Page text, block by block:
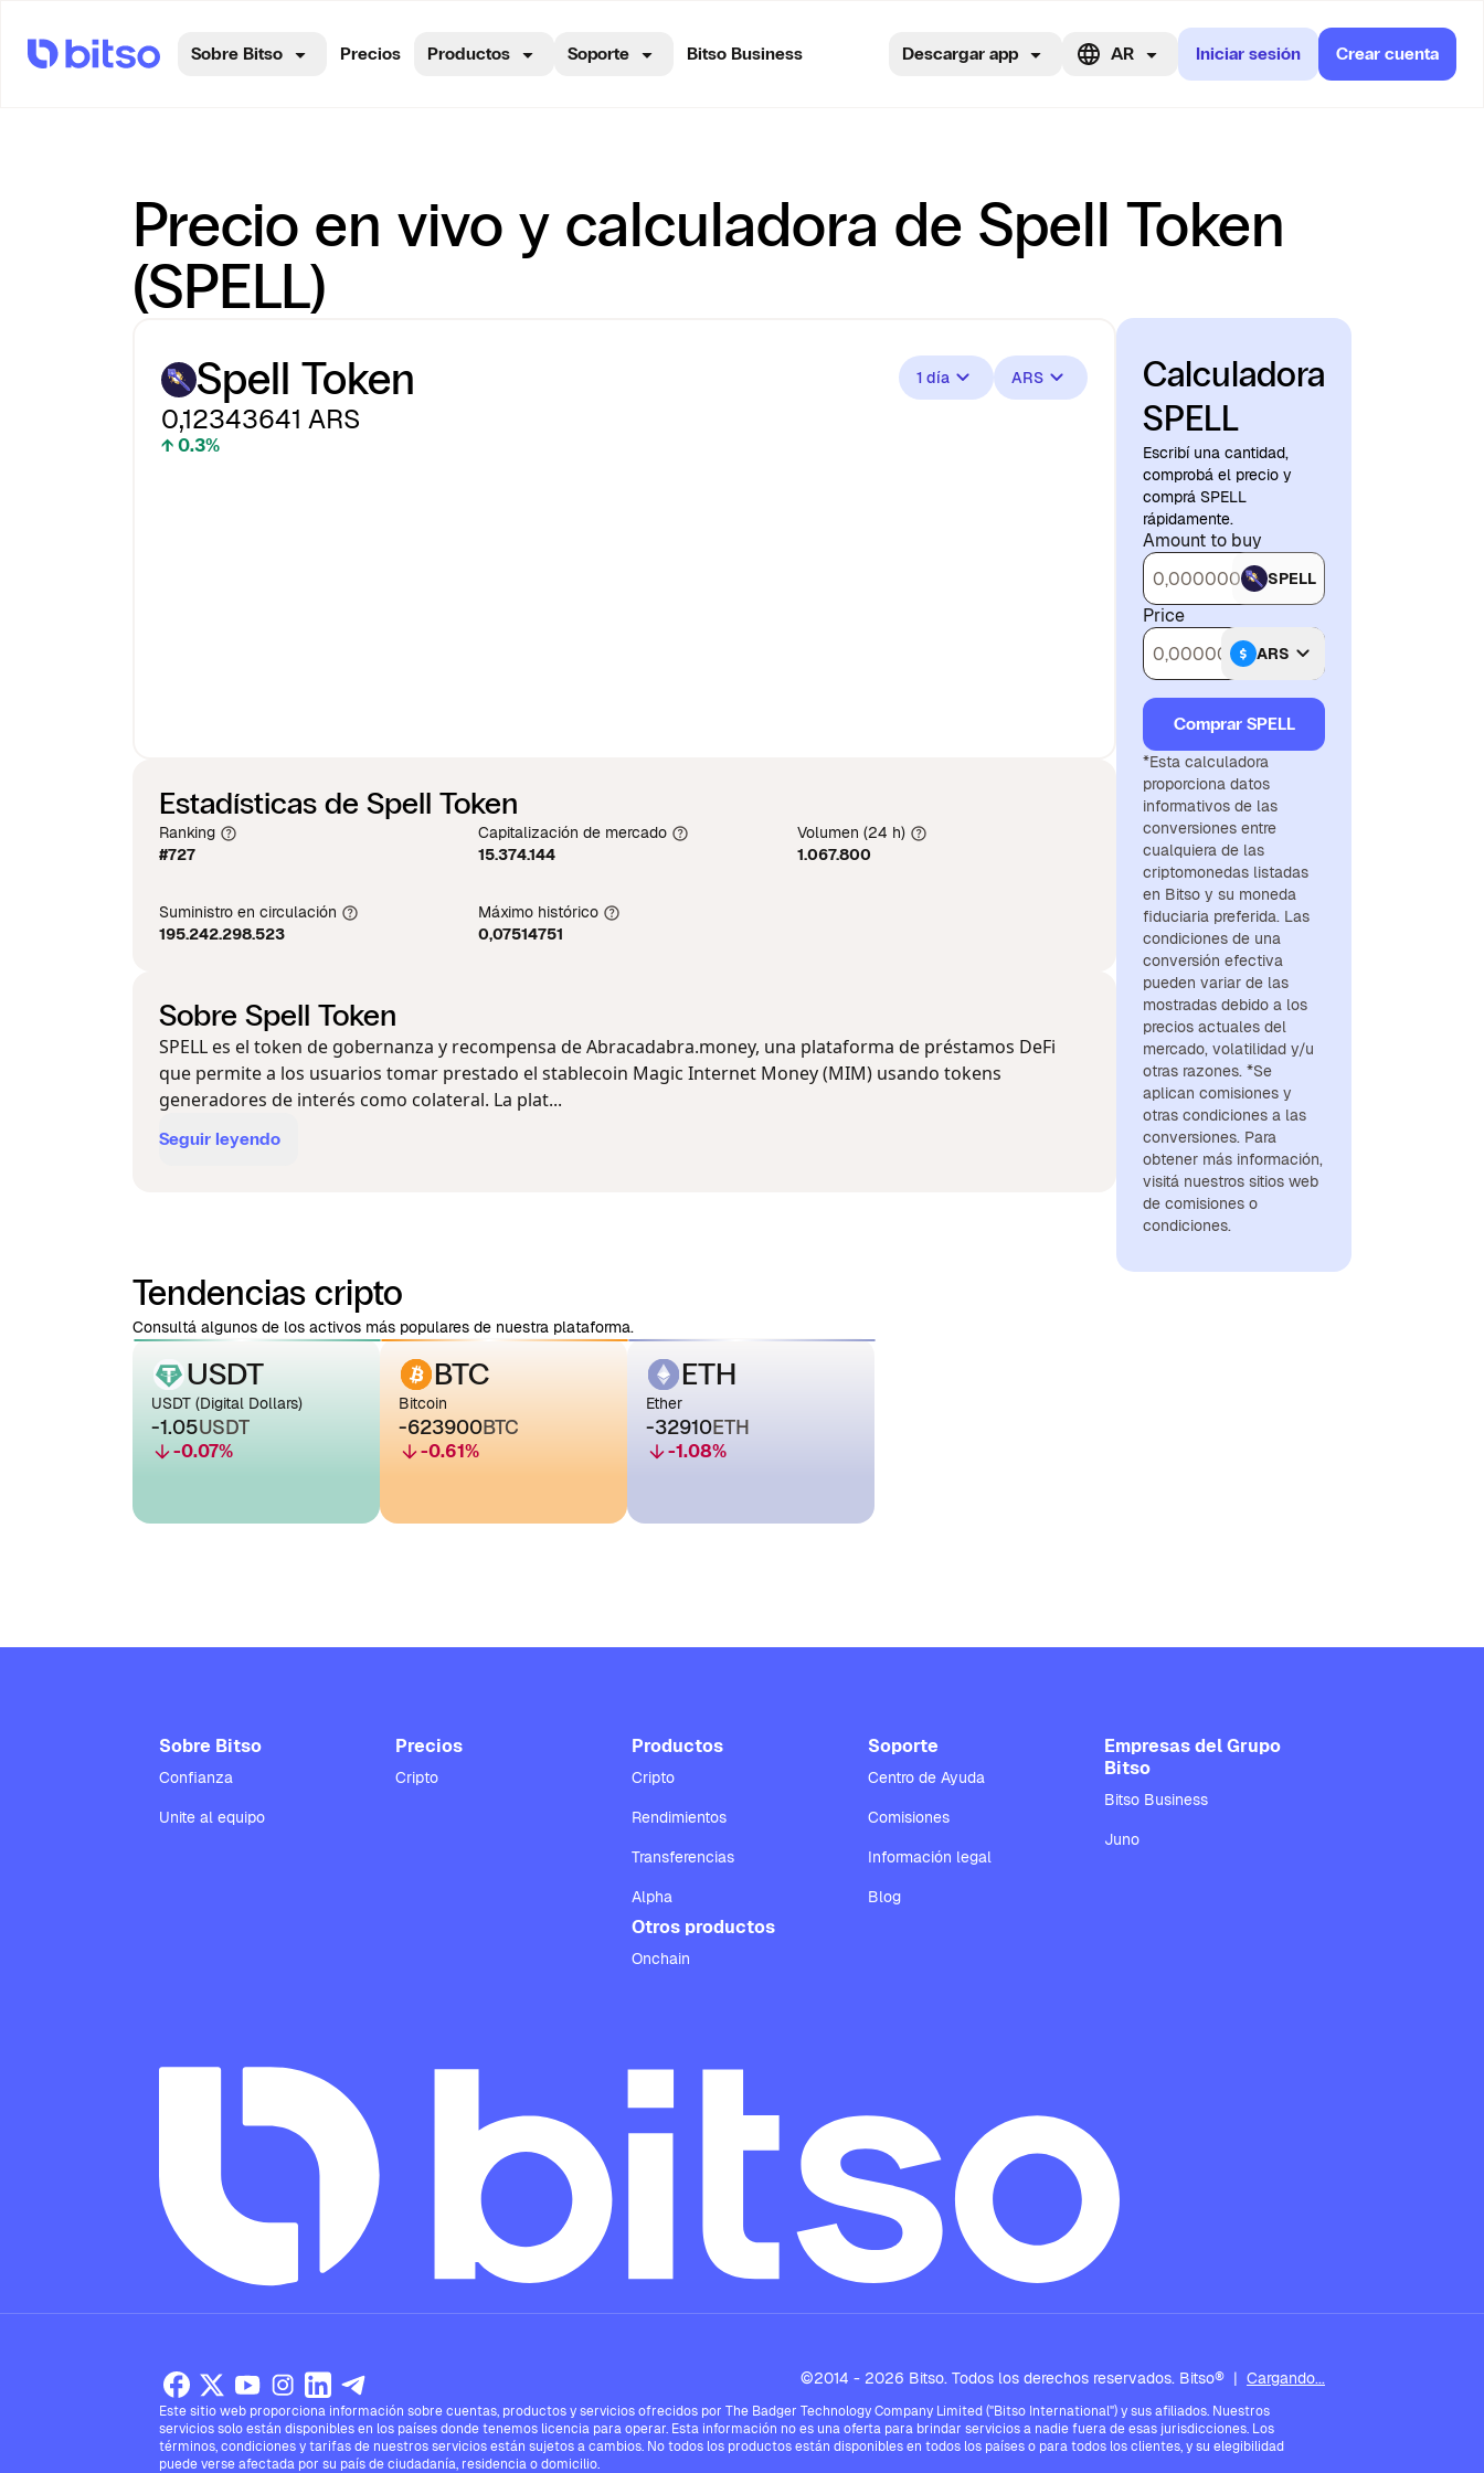
Sobre Bitso Precios Productos Soporte Bitso Business Descargar app AR Iniciar sesión Crear cuenta
Precio en vivo y calculadora de Spell Token
(SPELL)
Spell Token
0,12343641 ARS
↑ 0.3%
1 día ARS
Estadísticas de Spell Token
Ranking
#727
Capitalización de mercado
15.374.144
Volumen (24 h)
1.067.800
Suministro en circulación
195.242.298.523
Máximo histórico
0,07514751
Sobre Spell Token
SPELL es el token de gobernanza y recompensa de Abracadabra.money, una plataforma de préstamos DeFi
que permite a los usuarios tomar prestado el stablecoin Magic Internet Money (MIM) usando tokens
generadores de interés como colateral. La plat...
Seguir leyendo
Calculadora
SPELL
Escribí una cantidad,
comprobá el precio y
comprá SPELL
rápidamente.
Amount to buy
SPELL
Price
ARS
Comprar SPELL
*Esta calculadora
proporciona datos
informativos de las
conversiones entre
cualquiera de las
criptomonedas listadas
en Bitso y su moneda
fiduciaria preferida. Las
condiciones de una
conversión efectiva
pueden variar de las
mostradas debido a los
precios actuales del
mercado, volatilidad y/u
otras razones. *Se
aplican comisiones y
otras condiciones a las
conversiones. Para
obtener más información,
visitá nuestros sitios web
de comisiones o
condiciones.
Tendencias cripto
Consultá algunos de los activos más populares de nuestra plataforma.
USDT
USDT (Digital Dollars)
-1.05USDT
-0.07%
BTC
Bitcoin
-623900BTC
-0.61%
ETH
Ether
-32910ETH
-1.08%
Sobre Bitso
Confianza
Unite al equipo
Precios
Cripto
Productos
Cripto
Rendimientos
Transferencias
Alpha
Otros productos
Onchain
Soporte
Centro de Ayuda
Comisiones
Información legal
Blog
Empresas del Grupo
Bitso
Bitso Business
Juno
©2014 - 2026 Bitso. Todos los derechos reservados. Bitso® | Cargando...
Este sitio web proporciona información sobre cuentas, productos y servicios ofrecidos por The Badger Technology Company Limited ("Bitso International") y sus afiliados. Nuestros
servicios solo están disponibles en los países donde tenemos licencia para operar. Esta información no es una oferta para brindar servicios a nadie fuera de esas jurisdicciones. Los
términos, condiciones y tarifas de nuestros servicios están sujetos a cambios. No todos los productos están disponibles en todos los países o para todos los clientes, y su elegibilidad
puede verse afectada por su país de ciudadanía, residencia o domicilio.